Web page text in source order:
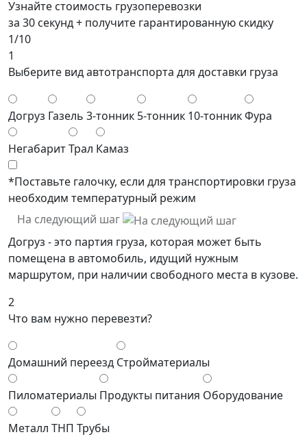
Узнайте стоимость грузоперевозки
за 30 секунд + получите гарантированную скидку
1/10
1
Выберите вид автотранспорта для доставки груза
Догруз Газель 3-тонник 5-тонник 10-тонникФура
НегабаритТрал Камаз
*Поставьте галочку, если для транспортировки груза
необходим температурный режим
На следующий шаг
Догруз - это партия груза, которая может быть
помещена в автомобиль, идущий нужным
маршрутом, при наличии свободного места в кузове.
2
Что вам нужно перевезти?
Домашний переезд Стройматериалы
Пиломатериалы Продукты питания Оборудование
Металл ТНП Трубы